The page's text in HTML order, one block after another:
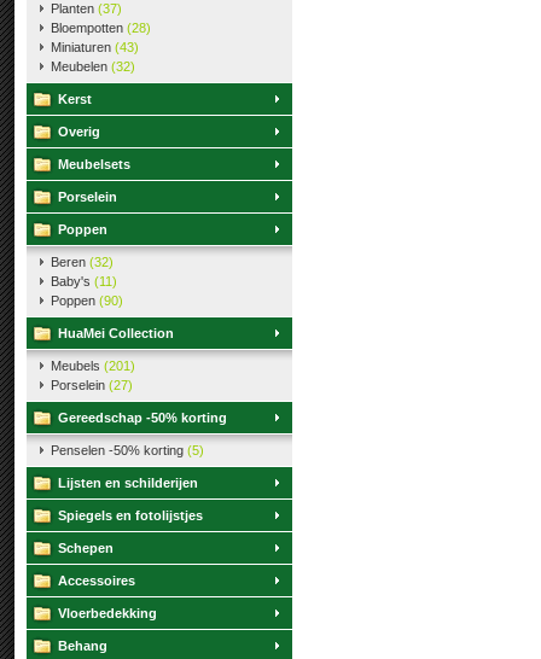
Planten (37)
Bloempotten (28)
Miniaturen (43)
Meubelen (32)
Kerst
Overig
Meubelsets
Porselein
Poppen
Beren (32)
Baby's (11)
Poppen (90)
HuaMei Collection
Meubels (201)
Porselein (27)
Gereedschap -50% korting
Penselen -50% korting (5)
Lijsten en schilderijen
Spiegels en fotolijstjes
Schepen
Accessoires
Vloerbedekking
Behang